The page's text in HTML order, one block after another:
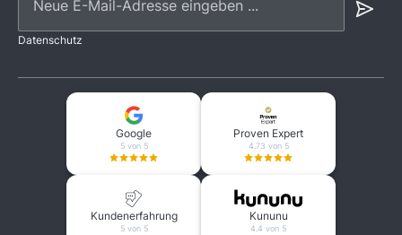
Datenschutz
Google
5 von 5
Proven Expert
4.73 von 5
Kundenerfahrung
5 von 5
Kununu
4.4 von 5